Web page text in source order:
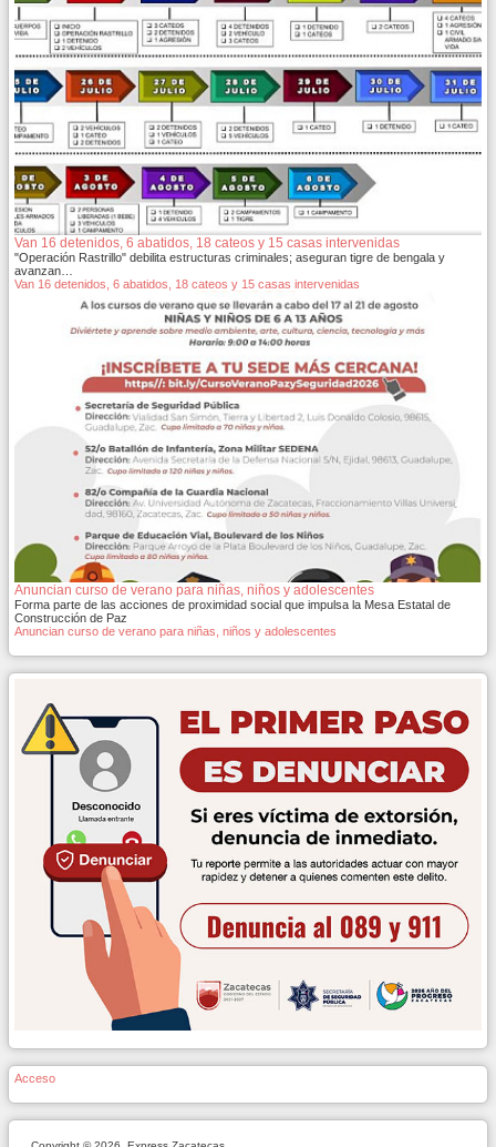
Van 16 detenidos, 6 abatidos, 18 cateos y 15 casas intervenidas
"Operación Rastrillo" debilita estructuras criminales; aseguran tigre de bengala y
avanzan…
Van 16 detenidos, 6 abatidos, 18 cateos y 15 casas intervenidas
Anuncian curso de verano para niñas, niños y adolescentes
Forma parte de las acciones de proximidad social que impulsa la Mesa Estatal de
Construcción de Paz
Anuncian curso de verano para niñas, niños y adolescentes
Acceso